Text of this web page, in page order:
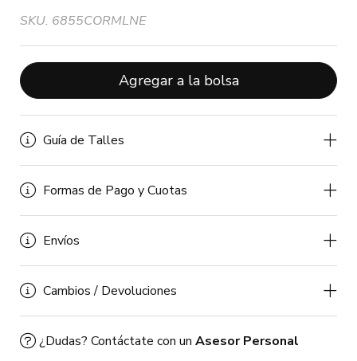
SKU. 6855CORMLNE
Agregar a la bolsa
Guía de Talles
Formas de Pago y Cuotas
Envíos
Cambios / Devoluciones
¿Dudas? Contáctate con un Asesor Personal